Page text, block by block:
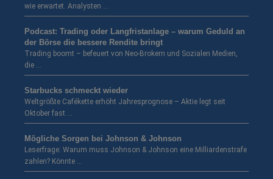
wie erwartet. Analysten …
Podcast: Trading oder Langfristanlage – warum Geduld an
der Börse die bessere Rendite bringt
Trading boomt – befeuert von Neo-Brokern und Sozialen Medien,
die …
Starbucks schmeckt wieder
Weltgrößte Cafékette erhöht Jahresprognose – Aktie legt seit
Oktober fast …
Mögliche Sorgen bei Johnson & Johnson
Leserfrage: Warum muss Johnson & Johnson eine Milliardenstrafe
zahlen? Könnte …